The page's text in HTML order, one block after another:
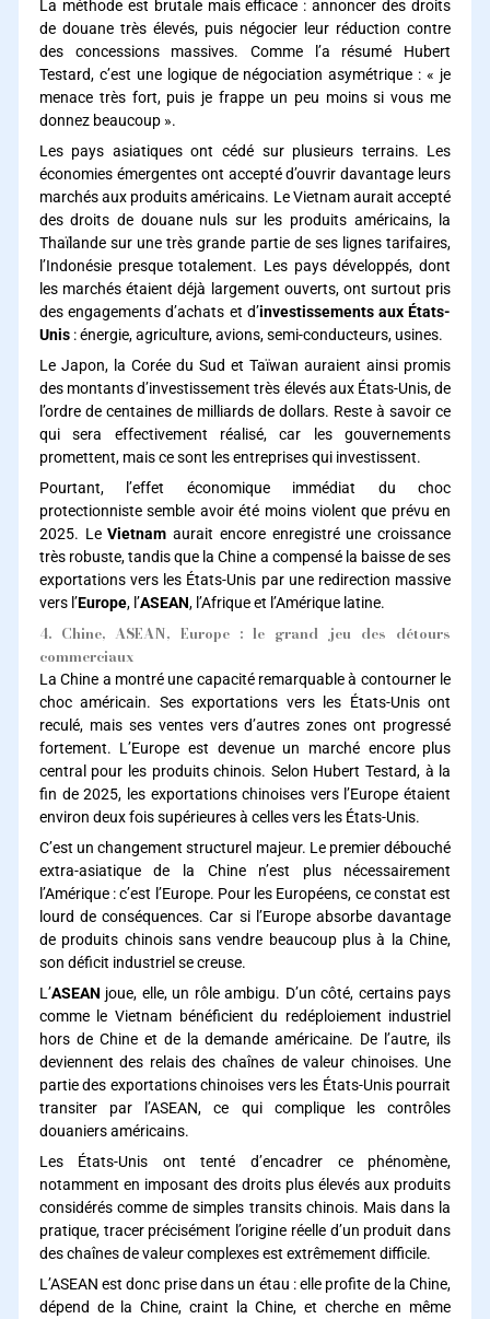
La méthode est brutale mais efficace : annoncer des droits
de douane très élevés, puis négocier leur réduction contre
des concessions massives. Comme l’a résumé Hubert
Testard, c’est une logique de négociation asymétrique : « je
menace très fort, puis je frappe un peu moins si vous me
donnez beaucoup ».
Les pays asiatiques ont cédé sur plusieurs terrains. Les
économies émergentes ont accepté d’ouvrir davantage leurs
marchés aux produits américains. Le Vietnam aurait accepté
des droits de douane nuls sur les produits américains, la
Thaïlande sur une très grande partie de ses lignes tarifaires,
l’Indonésie presque totalement. Les pays développés, dont
les marchés étaient déjà largement ouverts, ont surtout pris
des engagements d’achats et d’investissements aux États-
Unis: énergie, agriculture, avions, semi-conducteurs, usines.
Le Japon, la Corée du Sud et Taïwan auraient ainsi promis
des montants d’investissement très élevés aux États-Unis, de
l’ordre de centaines de milliards de dollars. Reste à savoir ce
qui sera effectivement réalisé, car les gouvernements
promettent, mais ce sont les entreprises qui investissent.
Pourtant, l’effet économique immédiat du choc
protectionniste semble avoir été moins violent que prévu en
2025. LeVietnam aurait encore enregistré une croissance
très robuste, tandis que la Chine a compensé la baisse de ses
exportations vers les États-Unis par une redirection massive
vers l’Europe, l’ASEAN, l’Afrique et l’Amérique latine.
4. Chine, ASEAN, Europe : le grand jeu des détours
commerciaux
La Chine a montré une capacité remarquable à contourner le
choc américain. Ses exportations vers les États-Unis ont
reculé, mais ses ventes vers d’autres zones ont progressé
fortement. L’Europe est devenue un marché encore plus
central pour les produits chinois. Selon Hubert Testard, à la
fin de 2025, les exportations chinoises vers l’Europe étaient
environ deux fois supérieures à celles vers les États-Unis.
C’est un changement structurel majeur. Le premier débouché
extra-asiatique de la Chine n’est plus nécessairement
l’Amérique : c’est l’Europe. Pour les Européens, ce constat est
lourd de conséquences. Car si l’Europe absorbe davantage
de produits chinois sans vendre beaucoup plus à la Chine,
son déficit industriel se creuse.
L’ASEAN joue, elle, un rôle ambigu. D’un côté, certains pays
comme le Vietnam bénéficient du redéploiement industriel
hors de Chine et de la demande américaine. De l’autre, ils
deviennent des relais des chaînes de valeur chinoises. Une
partie des exportations chinoises vers les États-Unis pourrait
transiter par l’ASEAN, ce qui complique les contrôles
douaniers américains.
Les États-Unis ont tenté d’encadrer ce phénomène,
notamment en imposant des droits plus élevés aux produits
considérés comme de simples transits chinois. Mais dans la
pratique, tracer précisément l’origine réelle d’un produit dans
des chaînes de valeur complexes est extrêmement difficile.
L’ASEAN est donc prise dans un étau : elle profite de la Chine,
dépend de la Chine, craint la Chine, et cherche en même